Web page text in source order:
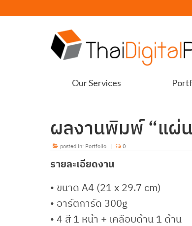
Our Services
ผลงานพิมพ์ “แผ่น
posted in: Portfolio | 0
รายละเอียดงาน
• ขนาด A4 (21 x 29.7 cm)
• อาร์ตการ์ด 300g
• 4 สี 1 หน้า + เคลือบด้าน 1 ด้าน